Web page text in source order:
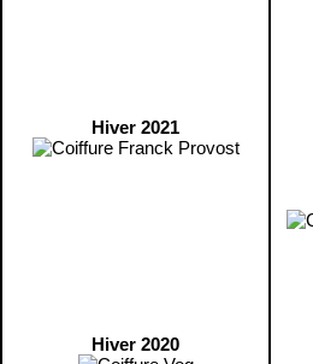
Hiver 2021
Hiver 2020